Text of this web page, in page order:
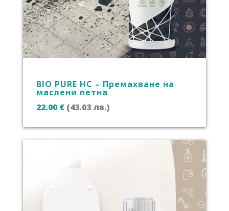
BIO PURE HC – Премахване на
маслени петна
22.00 € (43.03 лв.)